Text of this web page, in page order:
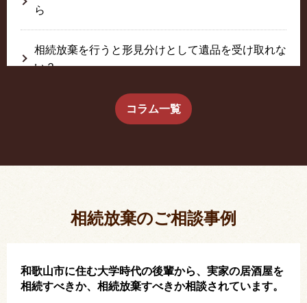
ら
相続放棄を行うと形見分けとして遺品を受け取れな
い？
生前に相続放棄すると約束した念書は有効か？
コラム一覧
相続放棄のご相談事例
和歌山市に住む大学時代の後輩から、実家の居酒屋を
相続すべきか、相続放棄すべきか相談されています。